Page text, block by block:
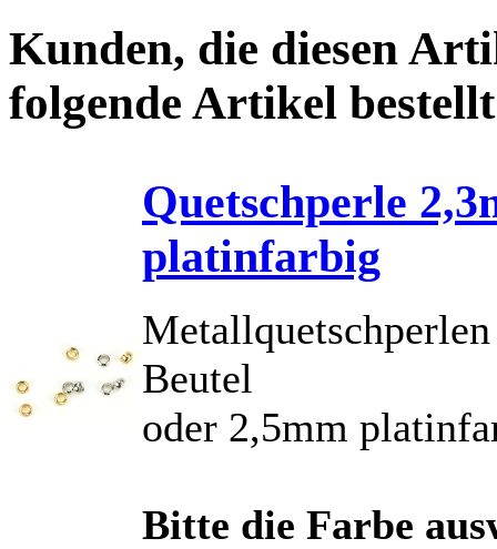
Kunden, die diesen
folgende Artikel
Quetschperle
platinfarbig
Beutel
oder 2,5mm
Bitte die Farbe